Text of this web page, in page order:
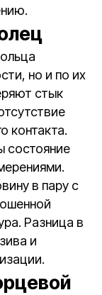
но и по их
стык
контакта.
состояние
в пару с
Разница в
и